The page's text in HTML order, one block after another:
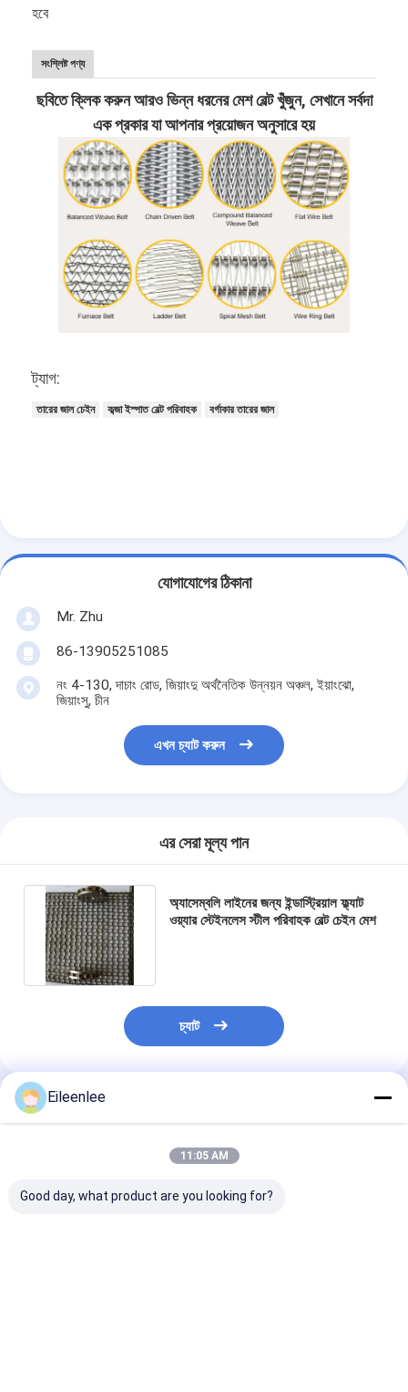
হবে
সংশ্লিষ্ট পণ্য
ছবিতে ক্লিক করুন আরও ভিন্ন ধরনের মেশ বেল্ট খুঁজুন, সেখানে সর্বদা
এক প্রকার যা আপনার প্রয়োজন অনুসারে হয়
ট্যাগ:
তারের জাল চেইন কব্জা ইস্পাত বেল্ট পরিবাহক বর্গাকার তারের জাল
যোগাযোগের ঠিকানা
Mr. Zhu
86-13905251085
নং 4-130, দাচাং রোড, জিয়াংদু অর্থনৈতিক উন্নয়ন অঞ্চল, ইয়াংঝো,
জিয়াংসু, চীন
এখন চ্যাট করুন
এর সেরা মূল্য পান
অ্যাসেম্বলি লাইনের জন্য ইন্ডাস্ট্রিয়াল ফ্ল্যাট
ওয়্যার স্টেইনলেস স্টীল পরিবাহক বেল্ট চেইন মেশ
চ্যাট
প্রস্তাবিত পণ্য
Eileenlee
11:05 AM
Good day, what product are you looking for?